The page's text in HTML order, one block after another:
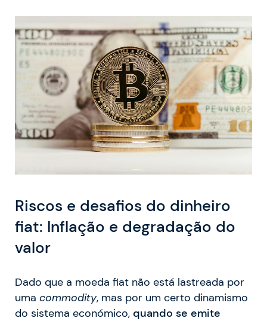
Riscos e desafios do dinheiro
fiat: Inflação e degradação do
valor
Dado que a moeda fiat não está lastreada por
uma commodity, mas por um certo dinamismo
do sistema económico, quando se emite